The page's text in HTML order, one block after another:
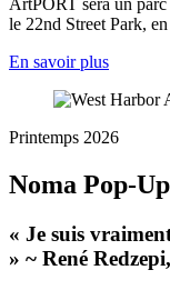
ArtPORT sera un
le 22nd Street Park,
En savoir plus
Printemps 2026
Noma Pop-
« Je suis
» ~ René